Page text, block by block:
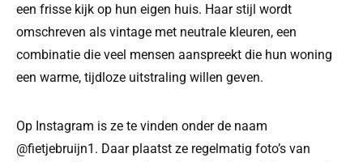
een frisse kijk op hun eigen huis. Haar stijl wordt
omschreven als vintage met neutrale kleuren, een
combinatie die veel mensen aanspreekt die hun woning
een warme, tijdloze uitstraling willen geven.
Op Instagram is ze te vinden onder de naam
@fietjebruijn1. Daar plaatst ze regelmatig foto’s van